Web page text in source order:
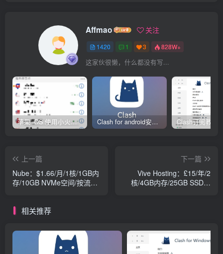
Affmao 关注
1420 1 3 828W+
这家伙很懒，什么都没有写...
苹果 iOS 使用小火箭(shadowrocket)新手教程 Clash for android安卓客户端保姆级新手使用教程
上一篇
Nube：$1.66/月/1核/1GB内
存/10GB NVMe空间/按流量
下一篇
Vive Hosting：£15/年/2
核/4GB内存/25GB SSD空
相关推荐